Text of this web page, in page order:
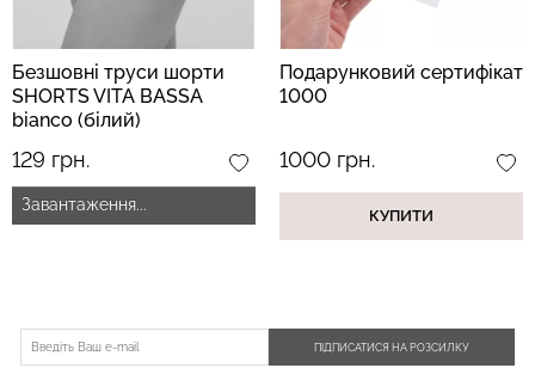
Безшовні труси шорти
SHORTS VITA BASSA
bianco (білий)
129 грн.
Завантаження...
Подарунковий сертифікат
1000
1000 грн.
КУПИТИ
ПІДПИСАТИСЯ НА РОЗСИЛКУ